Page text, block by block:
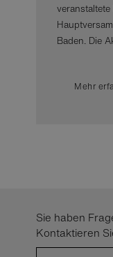
Baden. Die
Mehr
Sie haben
Kontaktieren